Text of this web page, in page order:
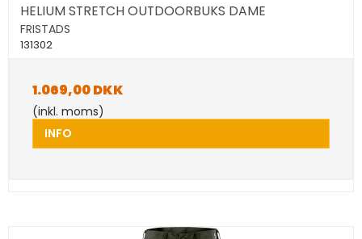
HELIUM STRETCH OUTDOORBUKS DAME
FRISTADS
131302
1.069,00 DKK
(inkl. moms)
INFO